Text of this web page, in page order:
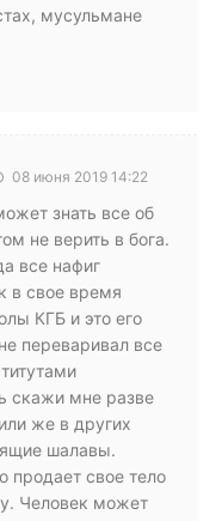
мусульмане
08 июня 2019 14:22
знать все об
не верить в бога.
все нафиг
в свое время
КГБ и это его
переваривал все
скажи мне разве
же в других
шалавы.
свое тело
Человек может